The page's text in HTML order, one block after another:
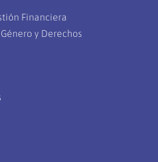
Financiera
y Derechos